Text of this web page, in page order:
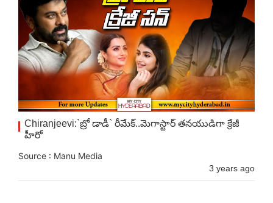
Chiranjeevi:`బ్రో డాడీ` రీమేక్‌..మెగాస్టార్ త‌న‌యుడిగా క్రేజీ
హీరో
Source : Manu Media
3 years ago